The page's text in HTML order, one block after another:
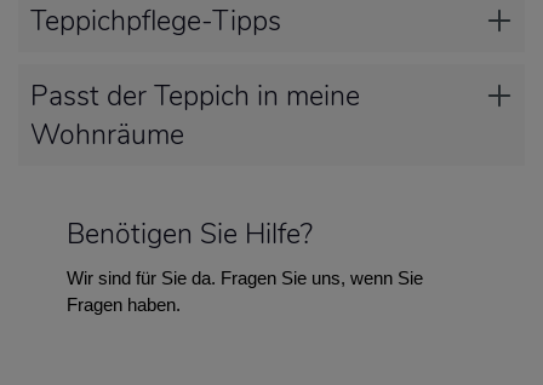
Teppichpflege-Tipps
Passt der Teppich in meine
Wohnräume
Benötigen Sie Hilfe?
Wir sind für Sie da. Fragen Sie uns, wenn Sie
Fragen haben.